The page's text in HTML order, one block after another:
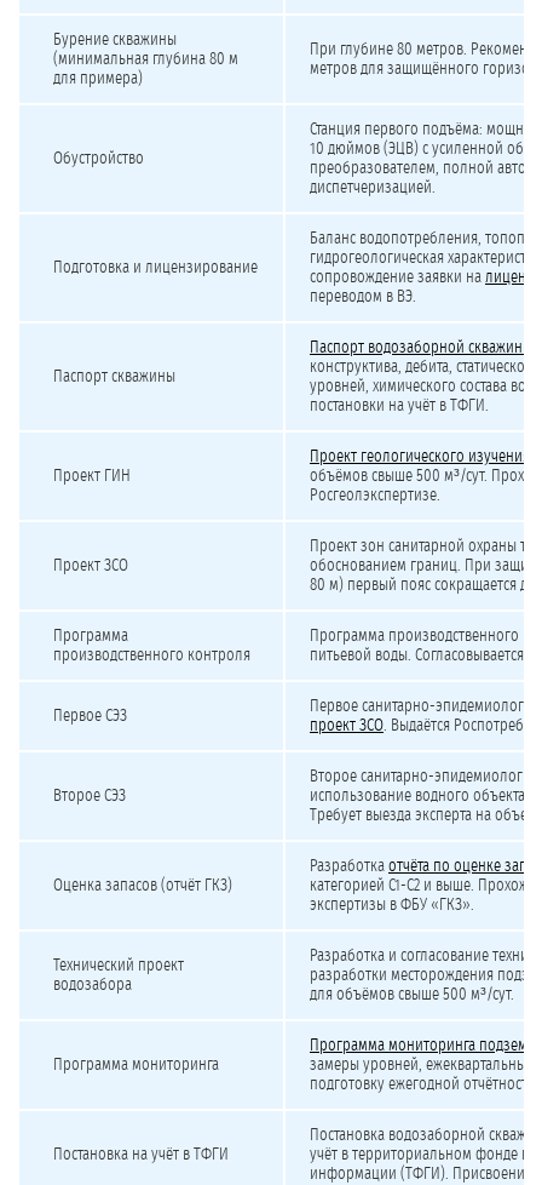
Бурение скважины
(минимальная глубина 80 м
для примера)
При глубине 80 метров.
метров для защищённого
Обустройство
Станция первого подъёма:
10 дюймов (ЭЦВ) с усиленной
преобразователем, полной
диспетчеризацией.
Подготовка и лицензирование
Баланс водопотребления,
гидрогеологическая
сопровождение заявки на
переводом в ВЭ.
Паспорт скважины
Паспорт водозаборной скважины
конструктива, дебита,
уровней, химического состава
постановки на учёт в ТФГИ.
Проект ГИН
Проект геологического изучения
объёмов свыше 500 м³/сут.
Росгеолэкспертизе.
Проект ЗСО
Проект зон санитарной охраны
обоснованием границ. При
80 м) первый пояс сокращается до
Программа
производственного контроля
Программа производственного
питьевой воды. Согласовывается
Первое СЭЗ
Первое санитарно-
проект ЗСО. Выдаётся
Второе СЭЗ
Второе санитарно-
использование водного объекта
Требует выезда эксперта на объект.
Оценка запасов (отчёт ГКЗ)
Разработка отчёта по оценке
категорией С1-С2 и выше.
экспертизы в ФБУ «ГКЗ».
Технический проект
водозабора
Разработка и согласование
разработки месторождения
для объёмов свыше 500 м³/сут.
Программа мониторинга
Программа мониторинга
замеры уровней, ежеквартальные
подготовку ежегодной
Постановка на учёт в ТФГИ
Постановка водозаборной
учёт в территориальном фонде
информации (ТФГИ). Присвоение